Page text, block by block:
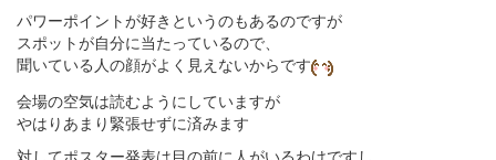
パワーポイントが好きというのもあるのですが
スポットが自分に当たっているので、
聞いている人の顔がよく見えないからです
会場の空気は読むようにしていますが
やはりあまり緊張せずに済みます
対してポスター発表は目の前に人がいるわけですし、